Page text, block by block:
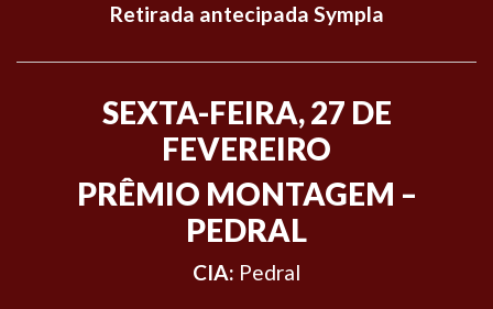
Retirada antecipada Sympla
SEXTA-FEIRA, 27 DE
FEVEREIRO
PRÊMIO MONTAGEM –
PEDRAL
CIA: Pedral